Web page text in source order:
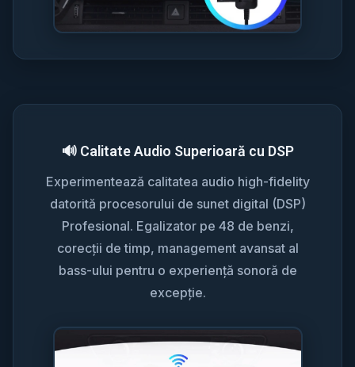
🔊 Calitate Audio Superioară cu DSP
Experimentează calitatea audio high-fidelity
datorită procesorului de sunet digital (DSP)
Profesional. Egalizator pe 48 de benzi,
corecții de timp, management avansat al
bass-ului pentru o experiență sonoră de
excepție.